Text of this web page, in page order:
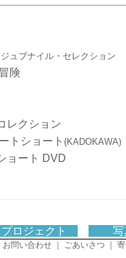
ュブナイル・セレクション
険
レクション
トショート (KADOKAWA)
ョート DVD
ロジェクト 写
お問い合わせ ごあいさつ